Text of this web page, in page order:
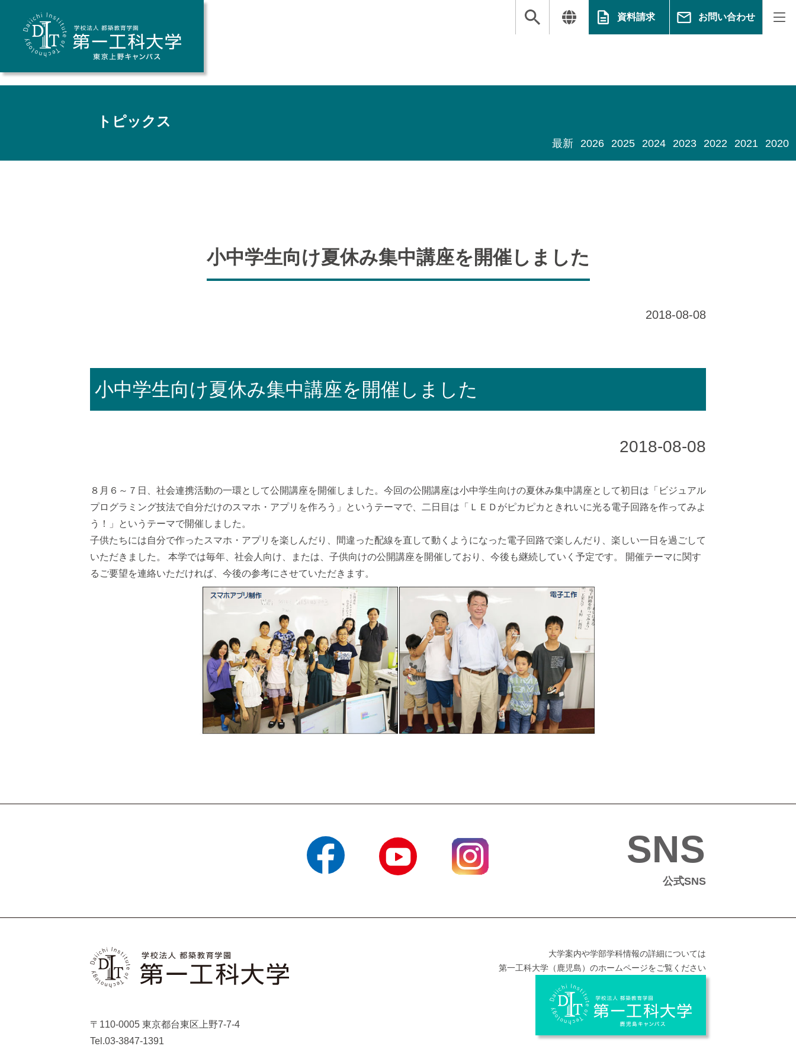
資料請求 お問い合わせ
トピックス
最新 2026 2025 2024 2023 2022 2021 2020
小中学生向け夏休み集中講座を開催しました
2018-08-08
小中学生向け夏休み集中講座を開催しました
2018-08-08
８月６～７日、社会連携活動の一環として公開講座を開催しました。今回の公開講座は小中学生向けの夏休み集中講座として初日は「ビジュアル
プログラミング技法で自分だけのスマホ・アプリを作ろう」というテーマで、二日目は「ＬＥＤがピカピカときれいに光る電子回路を作ってみよ
う！」というテーマで開催しました。
子供たちには自分で作ったスマホ・アプリを楽しんだり、間違った配線を直して動くようになった電子回路で楽しんだり、楽しい一日を過ごして
いただきました。 本学では毎年、社会人向け、または、子供向けの公開講座を開催しており、今後も継続していく予定です。 開催テーマに関す
るご要望を連絡いただければ、今後の参考にさせていただきます。
SNS
公式SNS
〒110-0005 東京都台東区上野7-7-4
Tel.03-3847-1391
大学案内や学部学科情報の詳細については
第一工科大学（鹿児島）のホームページをご覧ください